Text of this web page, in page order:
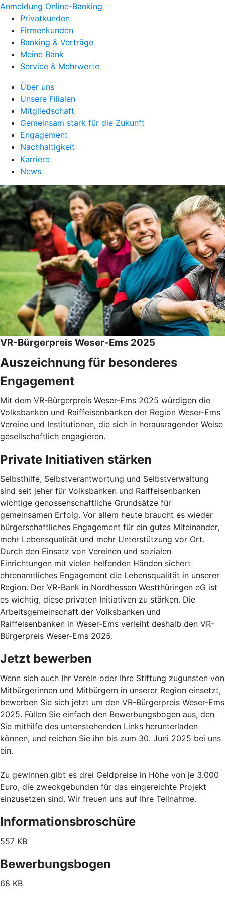
Anmeldung Online-Banking
Privatkunden
Firmenkunden
Banking & Verträge
Meine Bank
Service & Mehrwerte
Über uns
Unsere Filialen
Mitgliedschaft
Gemeinsam stark für die Zukunft
Engagement
Nachhaltigkeit
Karriere
News
VR-Bürgerpreis Weser-Ems 2025
Auszeichnung für besonderes
Engagement
Mit dem VR-Bürgerpreis Weser-Ems 2025 würdigen die
Volksbanken und Raiffeisenbanken der Region Weser-Ems
Vereine und Institutionen, die sich in herausragender Weise
gesellschaftlich engagieren.
Private Initiativen stärken
Selbsthilfe, Selbstverantwortung und Selbstverwaltung
sind seit jeher für Volksbanken und Raiffeisenbanken
wichtige genossenschaftliche Grundsätze für
gemeinsamen Erfolg. Vor allem heute braucht es wieder
bürgerschaftliches Engagement für ein gutes Miteinander,
mehr Lebensqualität und mehr Unterstützung vor Ort.
Durch den Einsatz von Vereinen und sozialen
Einrichtungen mit vielen helfenden Händen sichert
ehrenamtliches Engagement die Lebensqualität in unserer
Region. Der VR-Bank in Nordhessen Westthüringen eG ist
es wichtig, diese privaten Initiativen zu stärken. Die
Arbeitsgemeinschaft der Volksbanken und
Raiffeisenbanken in Weser-Ems verleiht deshalb den VR-
Bürgerpreis Weser-Ems 2025.
Jetzt bewerben
Wenn sich auch Ihr Verein oder Ihre Stiftung zugunsten von
Mitbürgerinnen und Mitbürgern in unserer Region einsetzt,
bewerben Sie sich jetzt um den VR-Bürgerpreis Weser-Ems
2025. Füllen Sie einfach den Bewerbungsbogen aus, den
Sie mithilfe des untenstehenden Links herunterladen
können, und reichen Sie ihn bis zum 30. Juni 2025 bei uns
ein.
Zu gewinnen gibt es drei Geldpreise in Höhe von je 3.000
Euro, die zweckgebunden für das eingereichte Projekt
einzusetzen sind. Wir freuen uns auf Ihre Teilnahme.
Informationsbroschüre
557 KB
Bewerbungsbogen
68 KB